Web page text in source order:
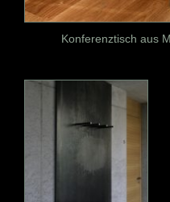
Konferenztisch aus